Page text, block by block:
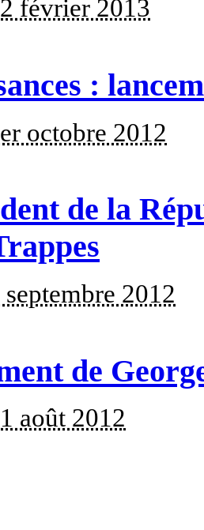
février 2013
:
octobre 2012
de la
2012
de
août 2012